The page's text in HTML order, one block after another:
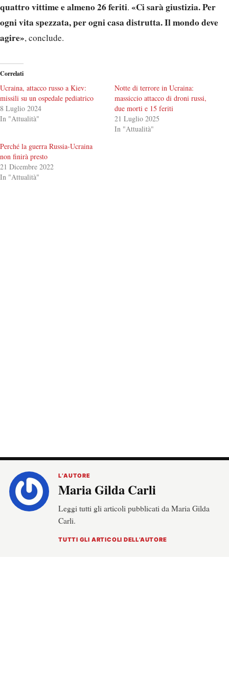
quattro vittime e almeno 26 feriti. «Ci sarà giustizia. Per
ogni vita spezzata, per ogni casa distrutta. Il mondo deve
agire», conclude.
Correlati
Ucraina, attacco russo a Kiev:
missili su un ospedale pediatrico
8 Luglio 2024
In "Attualità"
Notte di terrore in Ucraina:
massiccio attacco di droni russi,
due morti e 15 feriti
21 Luglio 2025
In "Attualità"
Perché la guerra Russia-Ucraina
non finirà presto
21 Dicembre 2022
In "Attualità"
L’AUTORE
Maria Gilda Carli
Leggi tutti gli articoli pubblicati da Maria Gilda
Carli.
TUTTI GLI ARTICOLI DELL’AUTORE